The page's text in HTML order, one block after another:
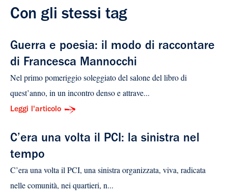
Con gli stessi tag
Guerra e poesia: il modo di raccontare
di Francesca Mannocchi
Nel primo pomeriggio soleggiato del salone del libro di
quest’anno, in un incontro denso e attrave...
Leggi l'articolo
C’era una volta il PCI: la sinistra nel
tempo
C’era una volta il PCI, una sinistra organizzata, viva, radicata
nelle comunità, nei quartieri, n...